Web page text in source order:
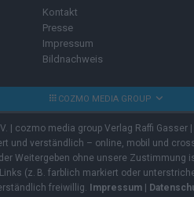
Kontakt
Presse
Impressum
Bildnachweis
COZMO MEDIA GROUP
| cozmo media group Verlag Raffi Gasser |
und verständlich – online, mobil und
Weitergeben ohne unsere
(z. B. farblich markiert oder
freiwillig. Impressum |